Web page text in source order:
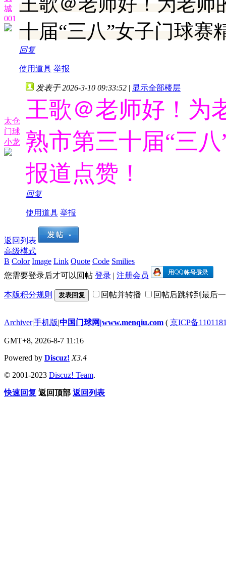
城
001
十届“三八”女子门球赛
回复
使用道具 举报
太仓
门球
小龙
发表于 2026-3-10 09:33:52 | 显示全部楼层
王歌＠老师好！为
熟市第三十届“三
报道点赞！
回复
使用道具 举报
返回列表
高级模式
B Color Image Link Quote Code Smilies
您需要登录后才可以回帖 登录 | 注册会员
本版积分规则 发表回复 回帖并转播 回帖后跳转到最后
Archiver|手机版|中国门球网|www.menqiu.com ( 京ICP备
GMT+8, 2026-8-7 11:16
Powered by Discuz! X3.4
© 2001-2023 Discuz! Team.
快速回复 返回顶部 返回列表